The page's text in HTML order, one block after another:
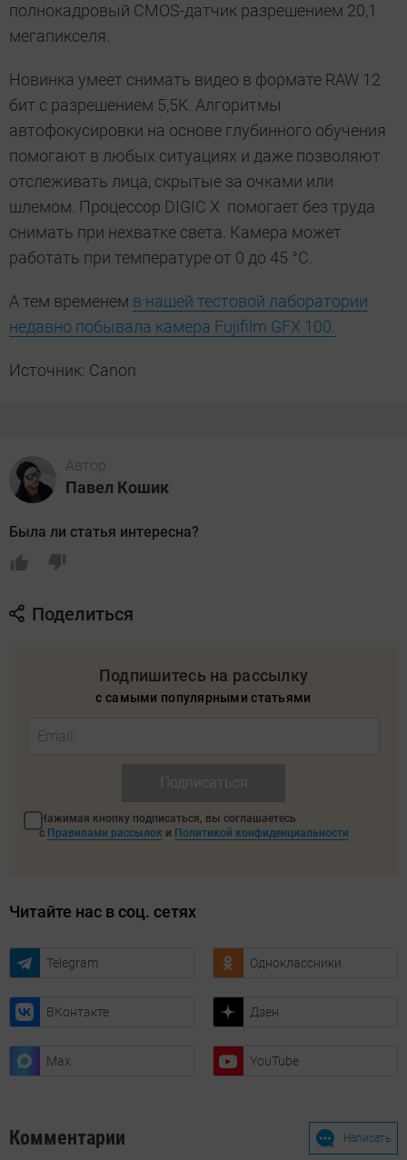
полнокадровый CMOS-датчик разрешением 20,1
мегапикселя.
Новинка умеет снимать видео в формате RAW 12
бит с разрешением 5,5K. Алгоритмы
автофокусировки на основе глубинного обучения
помогают в любых ситуациях и даже позволяют
отслеживать лица, скрытые за очками или
шлемом. Процессор DIGIC X помогает без труда
снимать при нехватке света. Камера может
работать при температуре от 0 до 45 °C.
А тем временем в нашей тестовой лаборатории
недавно побывала камера Fujifilm GFX 100.
Источник: Canon
Автор
Павел Кошик
Была ли статья интересна?
Поделиться
Подпишитесь на рассылку
с самыми популярными статьями
Нажимая кнопку подписаться, вы соглашаетесь
с Правилами рассылок и Политикой конфиденциальности
Читайте нас в соц. сетях
Telegram Одноклассники
ВКонтакте Дзен
Max YouTube
Комментарии Написать